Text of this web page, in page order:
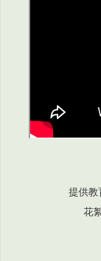
提供教
花